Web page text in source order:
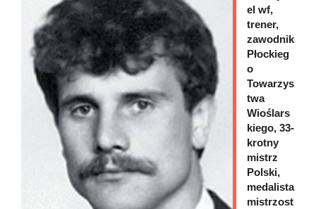
el wf,
trener,
zawodnik
Płockieg
o
Towarzys
twa
Wioślars
kiego, 33-
krotny
mistrz
Polski,
medalista
mistrzost